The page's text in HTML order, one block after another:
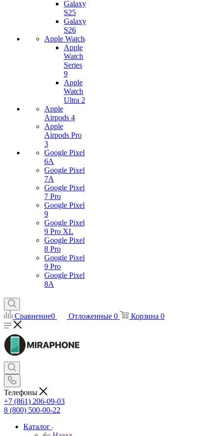
Galaxy
S25
Galaxy
S26
Apple Watch
Apple
Watch
Series
9
Apple
Watch
Ultra 2
Apple
Airpods 4
Apple
Airpods Pro
3
Google Pixel
6A
Google Pixel
7А
Google Pixel
7 Pro
Google Pixel
9
Google Pixel
9 Pro XL
Google Pixel
8 Pro
Google Pixel
9 Pro
Google Pixel
8A
Сравнение0 Отложенные 0 Корзина 0
Телефоны
+7 (861) 206-09-03
8 (800) 500-00-22
Каталог